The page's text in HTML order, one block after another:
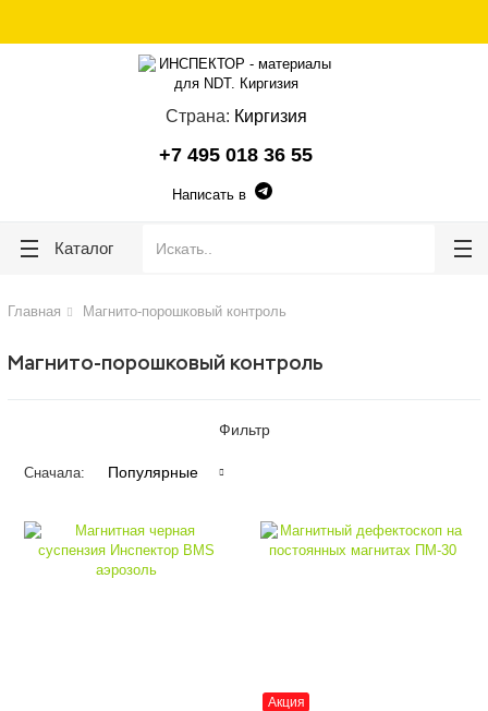
Страна: Киргизия
+7 495 018 36 55
Написать в
Каталог
Главная Магнито-порошковый контроль
Магнито-порошковый контроль
Фильтр
Сначала: Популярные
Акция